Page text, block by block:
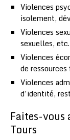
Violences
isolement,
Violences
sexuelles, etc.
Violences
de
Violences
d’identité,
Faites-vous
Tours